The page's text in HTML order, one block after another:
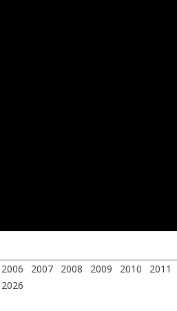
2006 2007 2008 2009 2010 2011
2026